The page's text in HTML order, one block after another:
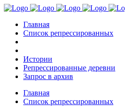
Главная
Список репрессированных
Истории
Репрессированные деревни
Запрос в архив
Главная
Список репрессированных